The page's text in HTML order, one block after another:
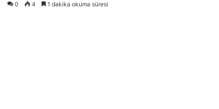
0 4 1 dakika okuma süresi